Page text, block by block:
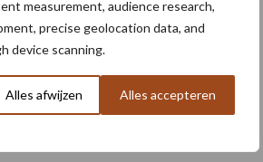
measurement, audience research,
precise geolocation data, and
device scanning.
Alles afwijzen Alles accepteren
en werktuigen gewild
criminelen
verwachtingen van schijven